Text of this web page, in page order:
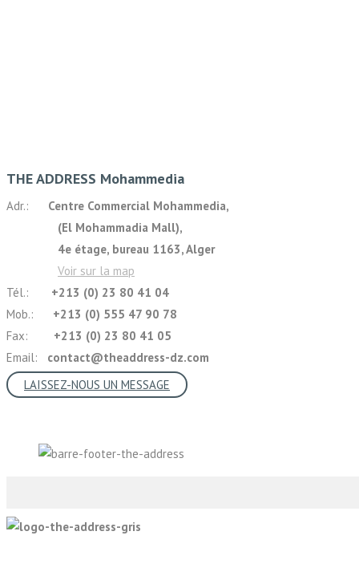
THE ADDRESS Mohammedia
Adr.: Centre Commercial Mohammedia,
(El Mohammadia Mall),
4e étage, bureau 1163, Alger
Voir sur la map
Tél.:
+213 (0) 23 80 41 04
Mob.: +213 (0) 555 47 90 78
Fax: +213 (0) 23 80 41 05
Email: contact@theaddress-dz.com
LAISSEZ-NOUS UN MESSAGE